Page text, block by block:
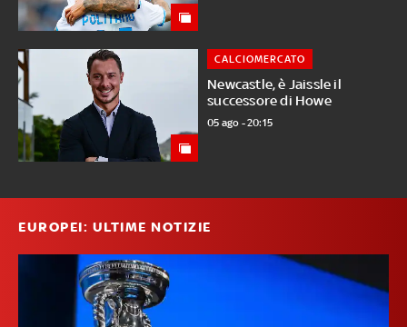
Newcastle, è Jaissle il
successore di Howe
CALCIOMERCATO
05 ago - 20:15
EUROPEI: ULTIME NOTIZIE